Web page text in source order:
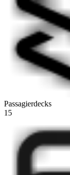
Passagierdecks
15